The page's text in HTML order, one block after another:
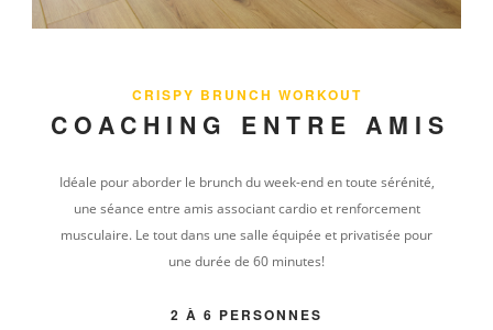
CRISPY BRUNCH WORKOUT
COACHING ENTRE AMIS
Idéale pour aborder le brunch du week-end en toute sérénité,
une séance entre amis associant cardio et renforcement
musculaire. Le tout dans une salle équipée et privatisée pour
une durée de 60 minutes!
2 À 6 PERSONNES